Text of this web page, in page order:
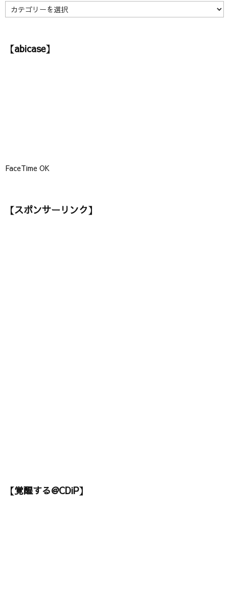
】【
カ
リ【abicase】
FaceTime OK
【スポンサーリンク】
【覚醒する@CDiP】